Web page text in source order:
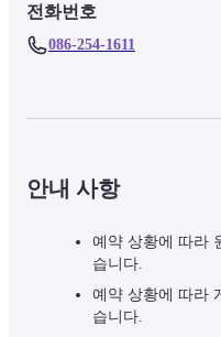
전화번호
086-254-1611
안내 사항
예약 상황에 따라
습니다.
예약 상황에 따라
습니다.